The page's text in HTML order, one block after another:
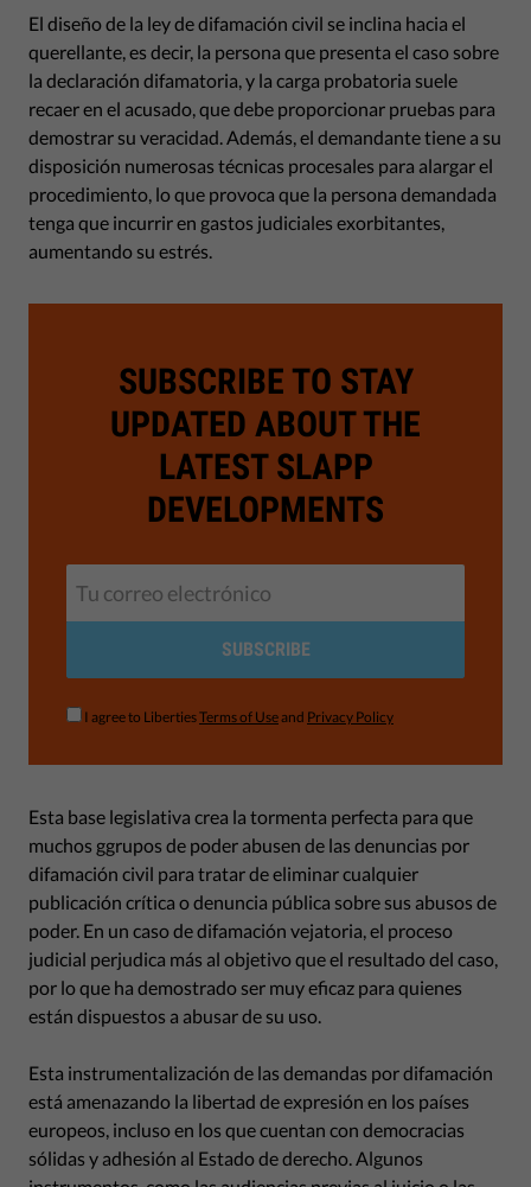
El diseño de la ley de difamación civil se inclina hacia el
querellante, es decir, la persona que presenta el caso sobre
la declaración difamatoria, y la carga probatoria suele
recaer en el acusado, que debe proporcionar pruebas para
demostrar su veracidad. Además, el demandante tiene a su
disposición numerosas técnicas procesales para alargar el
procedimiento, lo que provoca que la persona demandada
tenga que incurrir en gastos judiciales exorbitantes,
aumentando su estrés.
SUBSCRIBE TO STAY
UPDATED ABOUT THE
LATEST SLAPP
DEVELOPMENTS
SUBSCRIBE
I agree to LibertiesTerms of Useand Privacy Policy
Esta base legislativa crea la tormenta perfecta para que
muchos ggrupos de poder abusen de las denuncias por
difamación civil para tratar de eliminar cualquier
publicación crítica o denuncia pública sobre sus abusos de
poder. En un caso de difamación vejatoria, el proceso
judicial perjudica más al objetivo que el resultado del caso,
por lo que ha demostrado ser muy eficaz para quienes
están dispuestos a abusar de su uso.
Esta instrumentalización de las demandas por difamación
está amenazando la libertad de expresión en los países
europeos, incluso en los que cuentan con democracias
sólidas y adhesión al Estado de derecho. Algunos